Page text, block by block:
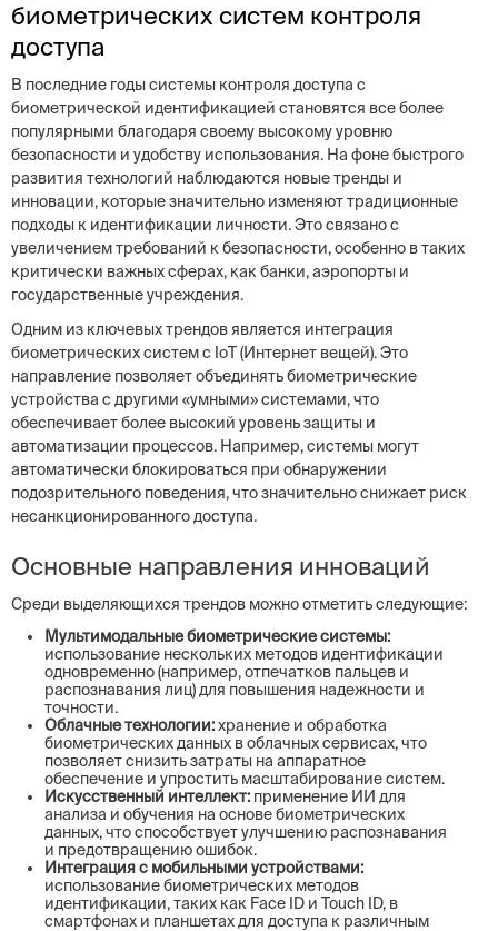
биометрических систем контроля
доступа
В последние годы системы контроля доступа с
биометрической идентификацией становятся все более
популярными благодаря своему высокому уровню
безопасности и удобству использования. На фоне быстрого
развития технологий наблюдаются новые тренды и
инновации, которые значительно изменяют традиционные
подходы к идентификации личности. Это связано с
увеличением требований к безопасности, особенно в таких
критически важных сферах, как банки, аэропорты и
государственные учреждения.
Одним из ключевых трендов является интеграция
биометрических систем с IoT (Интернет вещей). Это
направление позволяет объединять биометрические
устройства с другими «умными» системами, что
обеспечивает более высокий уровень защиты и
автоматизации процессов. Например, системы могут
автоматически блокироваться при обнаружении
подозрительного поведения, что значительно снижает риск
несанкционированного доступа.
Основные направления инноваций
Среди выделяющихся трендов можно отметить следующие:
Мультимодальные биометрические системы:
использование нескольких методов идентификации
одновременно (например, отпечатков пальцев и
распознавания лиц) для повышения надежности и
точности.
Облачные технологии:хранение и обработка
биометрических данных в облачных сервисах, что
позволяет снизить затраты на аппаратное
обеспечение и упростить масштабирование систем.
Искусственный интеллект: применение ИИ для
анализа и обучения на основе биометрических
данных, что способствует улучшению распознавания
и предотвращению ошибок.
Интеграция с мобильными устройствами:
использование биометрических методов
идентификации, таких как Face ID и Touch ID, в
смартфонах и планшетах для доступа к различным